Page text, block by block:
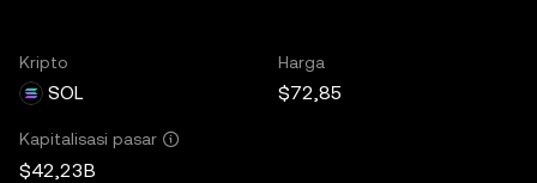
Kripto
SOL
Harga
$72,85
Kapitalisasi pasar
$42,23B